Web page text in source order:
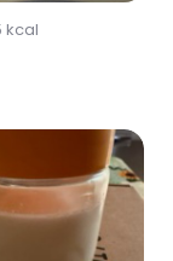
kcal